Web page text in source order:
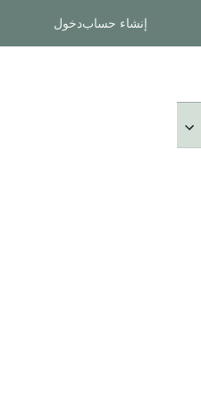
إنشاء حسابدخول